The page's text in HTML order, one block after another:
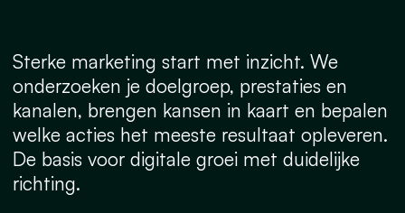
Sterke marketing start met inzicht. We
onderzoeken je doelgroep, prestaties en
kanalen, brengen kansen in kaart en bepalen
welke acties het meeste resultaat opleveren.
De basis voor digitale groei met duidelijke
richting.